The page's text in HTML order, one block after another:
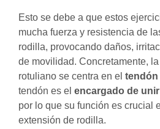
Esto se debe a que estos
mucha fuerza y resistencia de
rodilla, provocando daños,
de movilidad. Concretamente, la
rotuliano se centra en el
tendón es el encargado de
por lo que su función es crucial
extensión de rodilla.